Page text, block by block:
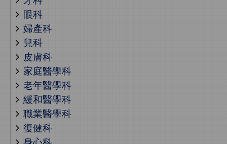
眼科
婦產科
兒科
皮膚科
家庭醫學科
老年醫學科
緩和醫學科
職業醫學科
復健科